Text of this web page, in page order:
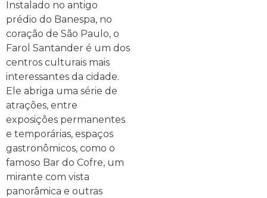
Instalado no antigo
prédio do Banespa, no
coração de São Paulo, o
Farol Santander é um dos
centros culturais mais
interessantes da cidade.
Ele abriga uma série de
atrações, entre
exposições permanentes
e temporárias, espaços
gastronômicos, como o
famoso Bar do Cofre, um
mirante com vista
panorâmica e outras